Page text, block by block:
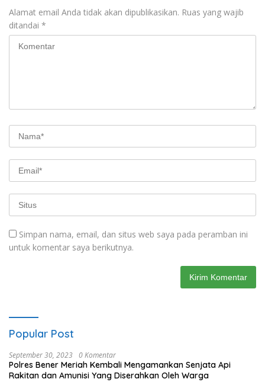
Alamat email Anda tidak akan dipublikasikan. Ruas yang wajib
ditandai *
Simpan nama, email, dan situs web saya pada peramban ini
untuk komentar saya berikutnya.
Popular Post
September 30, 2023 0 Komentar
Polres Bener Meriah Kembali Mengamankan Senjata Api
Rakitan dan Amunisi Yang Diserahkan Oleh Warga